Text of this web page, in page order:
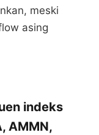
meski
asing
indeks
AMMN,